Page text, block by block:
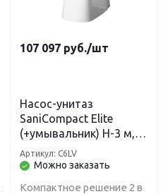
107 097 руб./шт
Насос-унитаз
SaniCompact Elite
(+умывальник) H-3 м, L-
30 м
Можно заказать
Артикул: C6LV
Компактное решение 2 в